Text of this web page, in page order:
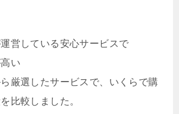
営している安心サービスで
い
厳選したサービスで、いくらで購
比較しました。